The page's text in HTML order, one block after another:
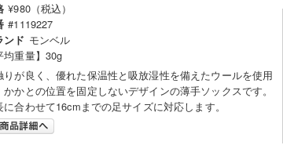
¥980（税込）
#1119227
ンド モンベル
均重量】30g
りが良く、優れた保温性と吸放湿性を備えたウールを使用
かかとの位置を固定しないデザインの薄手ソックスです。
に合わせて16cmまでの足サイズに対応します。